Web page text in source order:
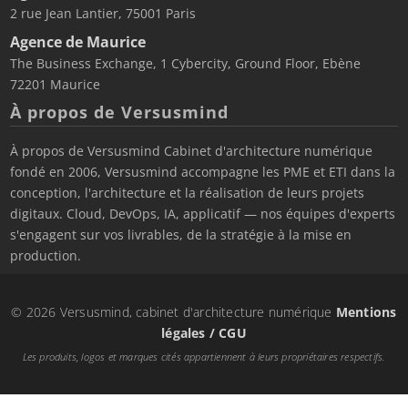
2 rue Jean Lantier, 75001 Paris
Agence de Maurice
The Business Exchange, 1 Cybercity, Ground Floor, Ebène
72201 Maurice
À propos de Versusmind
À propos de Versusmind Cabinet d'architecture numérique
fondé en 2006, Versusmind accompagne les PME et ETI dans la
conception, l'architecture et la réalisation de leurs projets
digitaux. Cloud, DevOps, IA, applicatif — nos équipes d'experts
s'engagent sur vos livrables, de la stratégie à la mise en
production.
© 2026 Versusmind, cabinet d'architecture numérique Mentions
légales / CGU
Les produits, logos et marques cités appartiennent à leurs propriétaires respectifs.